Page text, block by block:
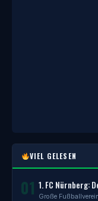
VIEL GELESEN
01 1. FC Nürnberg:
Große